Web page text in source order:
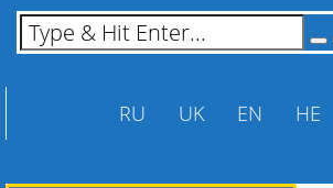
RU UK EN HE